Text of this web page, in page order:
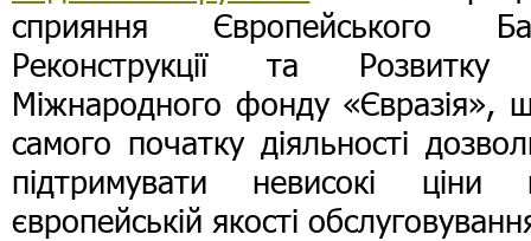
сприяння Європейського
Реконструкції та
Міжнародного фонду «Євразія»,
самого початку діяльності
підтримувати невисокі ціни
європейській якості